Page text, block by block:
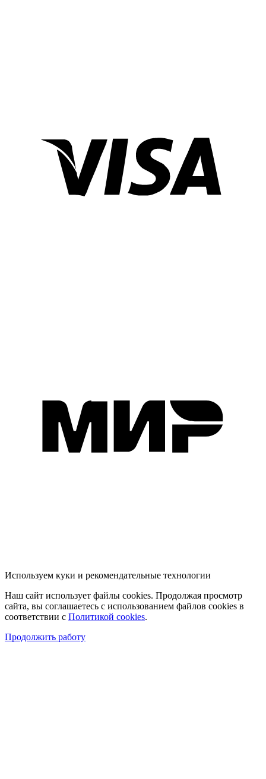
Используем куки и рекомендательные технологии
Наш сайт использует файлы cookies. Продолжая просмотр
сайта, вы соглашаетесь с использованием файлов cookies в
соответствии с Политикой cookies.
Продолжить работу